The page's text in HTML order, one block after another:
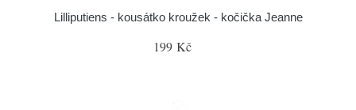
Lilliputiens - kousátko kroužek - kočička Jeanne
199 Kč